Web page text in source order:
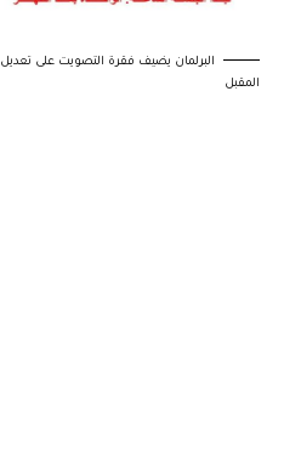
البرلمان يضيف فقرة التصويت على
المقبل